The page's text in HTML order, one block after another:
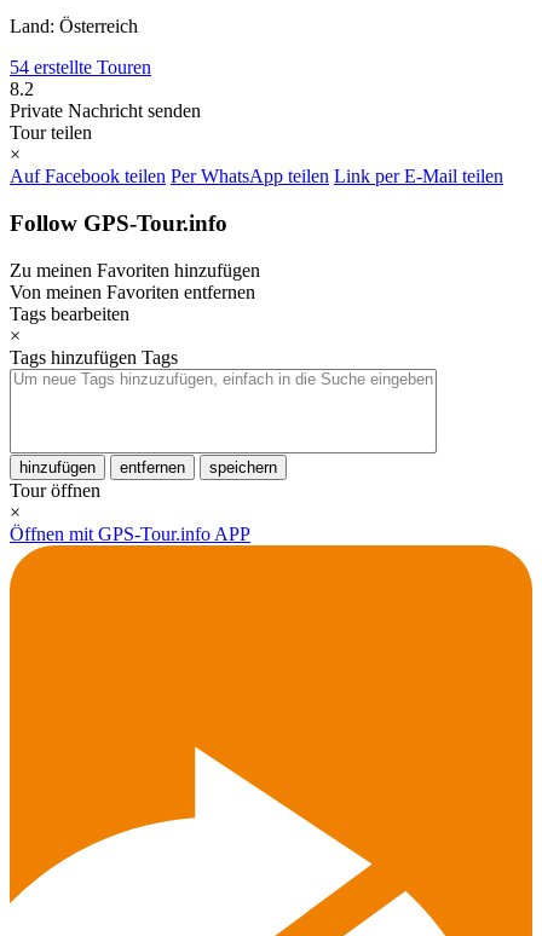
Land: Österreich
54 erstellte Touren
8.2
Private Nachricht senden
Tour teilen
×
Auf Facebook teilen Per WhatsApp teilen Link per E-Mail teilen
Follow GPS-Tour.info
Zu meinen Favoriten hinzufügen
Von meinen Favoriten entfernen
Tags bearbeiten
×
Tags hinzufügen Tags
hinzufügen entfernen speichern
Tour öffnen
×
Öffnen mit GPS-Tour.info APP